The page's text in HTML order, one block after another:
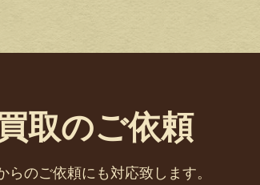
取のご依頼
のご依頼にも対応致します。